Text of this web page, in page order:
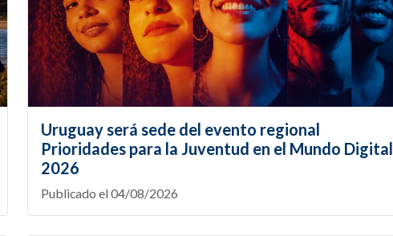
Uruguay será sede del evento regional
Prioridades para la Juventud en el Mundo Digital
2026
Publicado el 04/08/2026